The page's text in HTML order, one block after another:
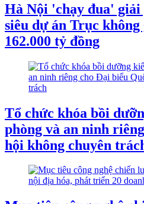
Hà Nội 'chạy đua' giải
siêu dự án Trục
162.000 tỷ đồng
Tổ chức khóa bồi
phòng và an ninh
hội không chuyên